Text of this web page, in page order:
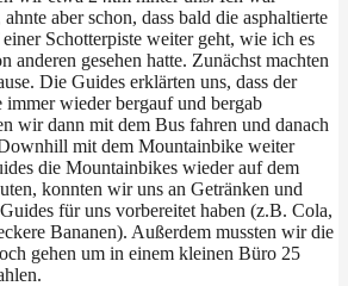
aber schon, dass bald die asphaltierte
Schotterpiste weiter geht, wie ich es
anderen gesehen hatte. Zunächst machten
Die Guides erklärten uns, dass der
immer wieder bergauf und bergab
wir dann mit dem Bus fahren und danach
mit dem Mountainbike weiter
die Mountainbikes wieder auf dem
konnten wir uns an Getränken und
für uns vorbereitet haben (z.B. Cola,
Bananen). Außerdem mussten wir die
gehen um in einem kleinen Büro 25